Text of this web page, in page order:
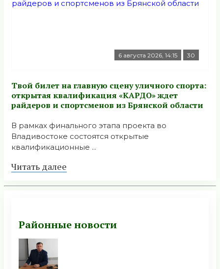
6 августа 2026, 14:15 30
Твой билет на главную сцену уличного спорта:
открытая квалификация «КАРДО» ждет
райдеров и спортсменов из Брянской области
В рамках финального этапа проекта во
Владивостоке состоятся открытые
квалификационные ...
Читать далее
Районные новости